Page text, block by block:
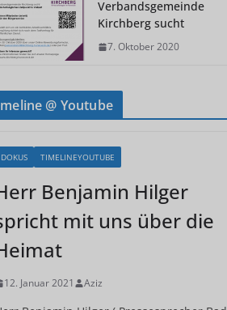
Verbandsgemeinde
Kirchberg sucht
7. Oktober 2020
@ Youtube
DOKUS TIMELINEYOUTUBE
Benjamin Hilger
mit uns über die
12. Januar 2021 Aziz